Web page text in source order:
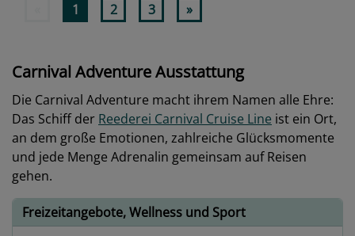
1 2 3 »
Carnival Adventure Ausstattung
Die Carnival Adventure macht ihrem Namen alle Ehre:
Das Schiff der Reederei Carnival Cruise Line ist ein Ort,
an dem große Emotionen, zahlreiche Glücksmomente
und jede Menge Adrenalin gemeinsam auf Reisen
gehen.
Freizeitangebote, Wellness und Sport